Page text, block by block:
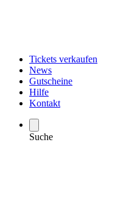
Tickets verkaufen
News
Gutscheine
Hilfe
Kontakt
Suche